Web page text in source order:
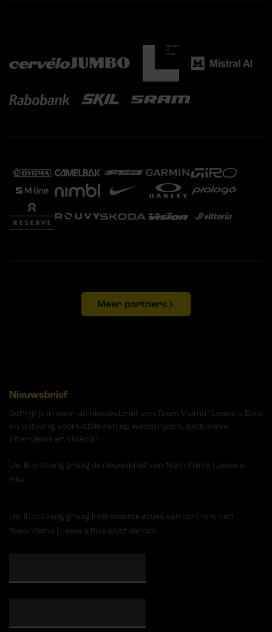
Meer partners
Nieuwsbrief
Schrijf je in voor de nieuwsbrief van Team Visma | Lease a Bike
en ontvang vooruitblikken op wedstrijden, exclusieve
interviews en video's!
Ja, ik ontvang graag de nieuwsbrief van Team Visma | Lease a
Bike
Ja, ik ontvang graag interessante acties van partners van
Team Visma | Lease a Bike en/of derden